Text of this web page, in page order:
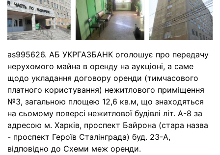
as995626. АБ УКРГАЗБАНК оголошує про передачу
нерухомого майна в оренду на аукціоні, а саме
щодо укладання договору оренди (тимчасового
платного користування) нежитлового приміщення
№3, загальною площею 12,6 кв.м, що знаходяться
на сьомому поверсі нежитлової будівлі літ. А-8 за
адресою м. Харків, проспект Байрона (стара назва
- проспект Героїв Сталінграда) буд. 23-А,
відповідно до Схеми меж оренди.